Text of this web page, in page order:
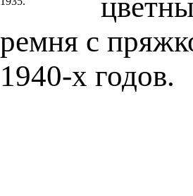
ремня с
1940-х годов.